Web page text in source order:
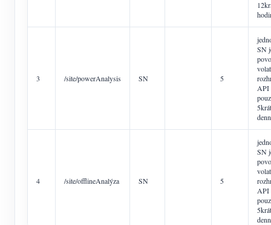
3 /site/powerAnalysis SN 5
SN
API
5krát
4 /site/offlineAnalýza SN 5
SN
API
5krát